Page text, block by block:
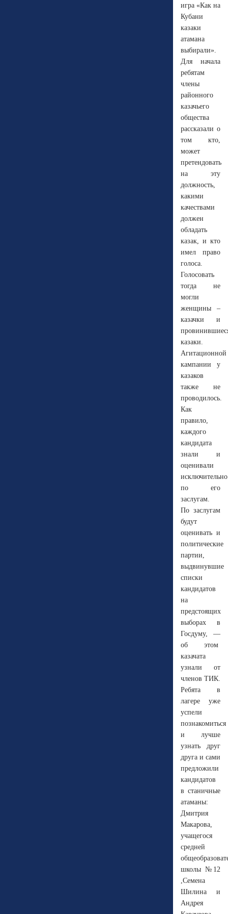
игра «Как на
Кубани
казаки
атамана
выбирали».
Для начала
ребятам
члены
районного
казачьего
общества
рассказали о
том кто,
может
претендовать
на эту
должность,
какими
качествами
должен
обладать
казак, и кто
имел право
голоса.
Голосовать
тогда не
могли
женщины –
казачки и
казаки.
Агитационной
кампании у
казаков
также не
проводилось.
Как
правило,
каждого
кандидата
знали и
оценивали
исключительно
по его
заслугам.
По заслугам
будут
оценивать и
политические
партии,
выдвинувшие
списки
кандидатов
на
предстоящих
выборах в
Госдуму, —
об этом
казачата
узнали от
членов ТИК.
Ребята в
лагере уже
успели
познакомиться
и лучше
узнать друг
друга и сами
предложили
кандидатов
в станичные
атаманы:
Дмитрия
Макарова,
учащегося
средней
школы №12
,Семена
Шилина и
Андрея